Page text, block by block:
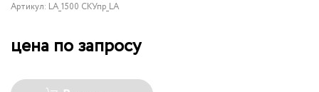
Артикул: LA_1500 СКУпр_LA
цена по запросу